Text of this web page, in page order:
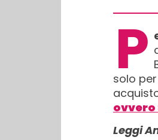
P
solo
ovvero
Leggi